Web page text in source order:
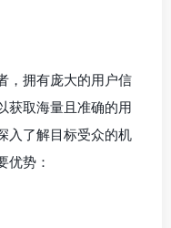
，拥有庞大的用户信
获取海量且准确的用
入了解目标受众的机
优势：